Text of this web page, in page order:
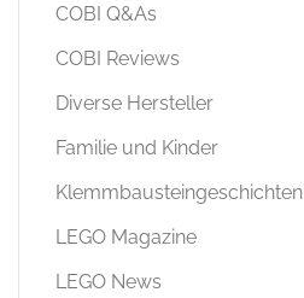
COBI Q&As
COBI Reviews
Diverse Hersteller
Familie und Kinder
Klemmbausteingeschichten
LEGO Magazine
LEGO News